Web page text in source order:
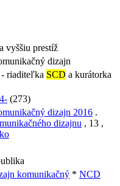
vyššiu prestíž
dizajn
riaditeľka SCD a kurátorka
(273)
dizajn 2016 .
dizajnu , 13 ,
komunikačný * NCD